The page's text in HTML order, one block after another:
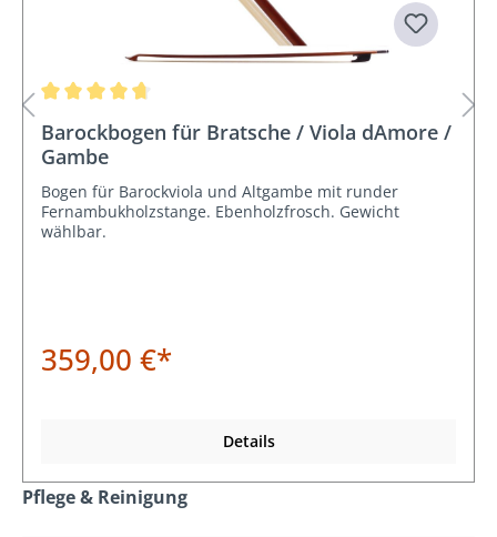
Barockbogen für Bratsche / Viola dAmore /
Gambe
Bogen für Barockviola und Altgambe mit runder
Fernambukholzstange. Ebenholzfrosch. Gewicht
wählbar.
359,00 €*
Details
Produktgalerie überspringen
Pflege & Reinigung